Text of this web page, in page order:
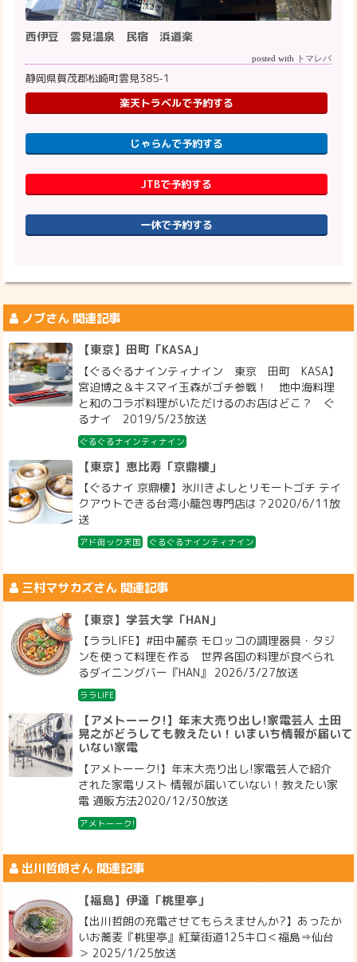
西伊豆 雲見温泉 民宿 浜道楽
posted with トマレバ
静岡県賀茂郡松崎町雲見385-1
楽天トラベルで予約する
じゃらんで予約する
JTBで予約する
一休で予約する
ノブさん 関連記事
【東京】田町「KASA」
【ぐるぐるナインティナイン 東京 田町 KASA】
宮迫博之＆キスマイ玉森がゴチ参戦！ 地中海料理
と和のコラボ料理がいただけるのお店はどこ？ ぐ
るナイ 2019/5/23放送
ぐるぐるナインティナイン
【東京】恵比寿「京鼎樓」
【ぐるナイ 京鼎樓】氷川きよしとリモートゴチ テイ
クアウトできる台湾小籠包専門店は？2020/6/11放
送
アド街ック天国 ぐるぐるナインティナイン
三村マサカズさん 関連記事
【東京】学芸大学「HAN」
【ララLIFE】#田中麗奈 モロッコの調理器具・タジ
ンを使って料理を作る 世界各国の料理が食べられ
るダイニングバー『HAN』 2026/3/27放送
ララLIFE
【アメトーーク!】年末大売り出し!家電芸人 土田
晃之がどうしても教えたい！いまいち情報が届いて
いない家電
【アメトーーク!】年末大売り出し!家電芸人で紹介
された家電リスト 情報が届いていない！教えたい家
電 通販方法2020/12/30放送
アメトーーク!
出川哲朗さん 関連記事
【福島】伊達「桃里亭」
【出川哲朗の充電させてもらえませんか?】あったか
いお蕎麦『桃里亭』紅葉街道125キロ＜福島⇒仙台
＞ 2025/1/25放送